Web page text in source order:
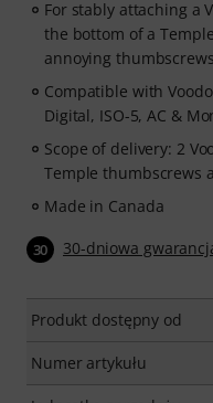
For stably attaching a
the bottom of a
annoying
Compatible with
Digital, ISO-5, AC &
Scope of delivery: 2
Temple thumbscrews
Made in Canada
30 30-dniowa
Produkt dostępny od
Numer artykułu